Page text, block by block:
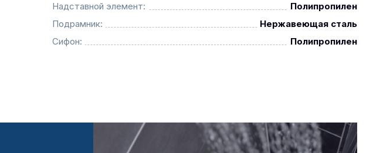
Надставной элемент:
Полипропилен
Подрамник:
Нержавеющая сталь
Сифон:
Полипропилен